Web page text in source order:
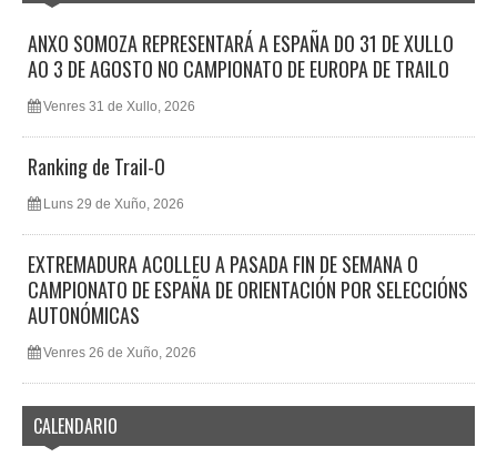
ANXO SOMOZA REPRESENTARÁ A ESPAÑA DO 31 DE XULLO
AO 3 DE AGOSTO NO CAMPIONATO DE EUROPA DE TRAILO
Venres 31 de Xullo, 2026
Ranking de Trail-O
Luns 29 de Xuño, 2026
EXTREMADURA ACOLLEU A PASADA FIN DE SEMANA O
CAMPIONATO DE ESPAÑA DE ORIENTACIÓN POR SELECCIÓNS
AUTONÓMICAS
Venres 26 de Xuño, 2026
CALENDARIO